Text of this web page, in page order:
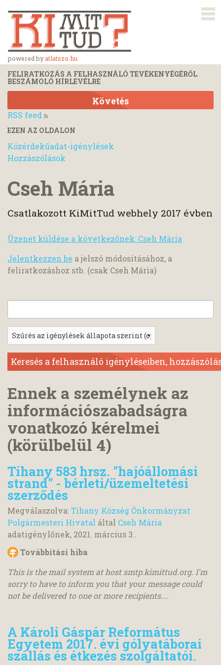
powered byatlatszo.hu
FELIRATKOZÁS A FELHASZNÁLÓ TEVÉKENYÉGÉRŐL
BESZÁMOLÓ HÍRLEVÉLRE
Követés
RSS feed
EZEN AZ OLDALON
Közérdekűadat-igénylések
Hozzászólások
Cseh Mária
Csatlakozott KiMitTud webhely 2017 évben
Üzenet küldése a következőnek: Cseh Mária
Jelentkezzen be a jelszó módosításához, a
feliratkozáshoz stb. (csak Cseh Mária)
Ennek a személynek az
információszabadságra
vonatkozó kérelmei
(körülbelül 4)
Tihany 583 hrsz. "hajóállomási
strand" - bérleti/üzemeltetési
szerződés
Megválaszolva:Tihany Község Önkormányzat
Polgármesteri Hivatal által Cseh Mária
adatigénylőnek, 2021. március 3..
Továbbítási hiba
This is the mail system at host smtp.kimittud.org. I'm
sorry to have to inform you that your message could
not be delivered to one or more recipients....
A Károli Gáspár Református
Egyetem 2017. évi gólyatáborai
szállás és étkezés szolgáltatói.